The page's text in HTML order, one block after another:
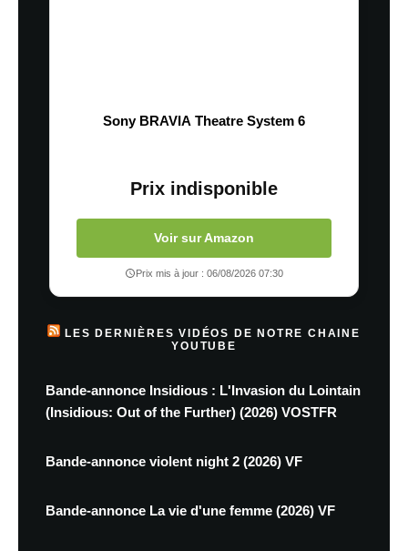
Sony BRAVIA Theatre System 6
Prix indisponible
Voir sur Amazon
Prix mis à jour : 06/08/2026 07:30
LES DERNIÈRES VIDÉOS DE NOTRE CHAINE
YOUTUBE
Bande-annonce Insidious : L'Invasion du Lointain
(Insidious: Out of the Further) (2026) VOSTFR
Bande-annonce violent night 2 (2026) VF
Bande-annonce La vie d'une femme (2026) VF